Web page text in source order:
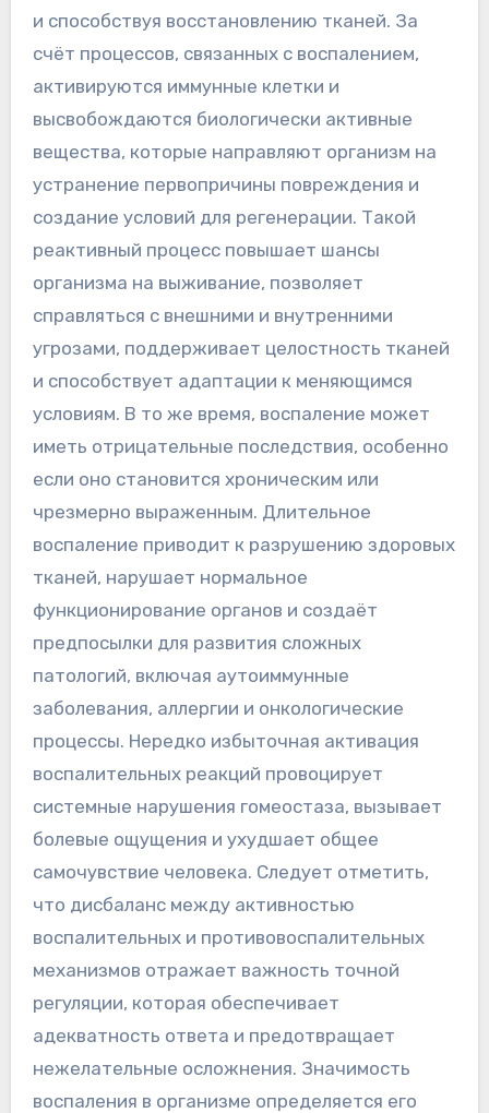
и способствуя восстановлению тканей. За
счёт процессов, связанных с воспалением,
активируются иммунные клетки и
высвобождаются биологически активные
вещества, которые направляют организм на
устранение первопричины повреждения и
создание условий для регенерации. Такой
реактивный процесс повышает шансы
организма на выживание, позволяет
справляться с внешними и внутренними
угрозами, поддерживает целостность тканей
и способствует адаптации к меняющимся
условиям. В то же время, воспаление может
иметь отрицательные последствия, особенно
если оно становится хроническим или
чрезмерно выраженным. Длительное
воспаление приводит к разрушению здоровых
тканей, нарушает нормальное
функционирование органов и создаёт
предпосылки для развития сложных
патологий, включая аутоиммунные
заболевания, аллергии и онкологические
процессы. Нередко избыточная активация
воспалительных реакций провоцирует
системные нарушения гомеостаза, вызывает
болевые ощущения и ухудшает общее
самочувствие человека. Следует отметить,
что дисбаланс между активностью
воспалительных и противовоспалительных
механизмов отражает важность точной
регуляции, которая обеспечивает
адекватность ответа и предотвращает
нежелательные осложнения. Значимость
воспаления в организме определяется его